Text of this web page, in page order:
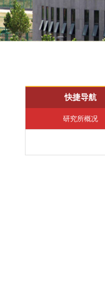
快捷导航
研究所概况